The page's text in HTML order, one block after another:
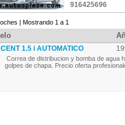
916425696
| Mostrando 1 a 1
1.5 i AUTOMATICO
Correa de distribucion y bomba de agua
golpes de chapa. Precio oferta